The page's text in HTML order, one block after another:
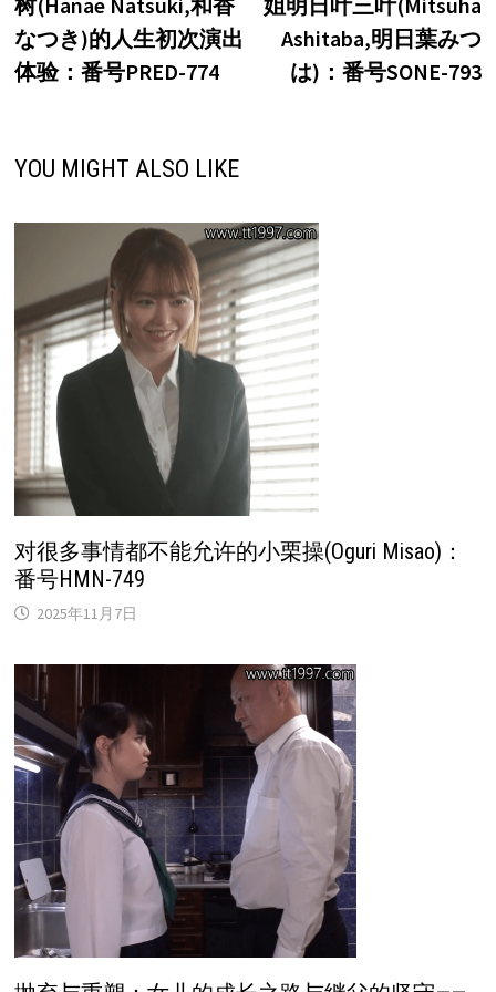
导
航
なつき)的人生初次演出
体验：番号PRED-774
Ashitaba,明日葉みつ
は)：番号SONE-793
YOU MIGHT ALSO LIKE
对很多事情都不能允许的小栗操(Oguri Misao)：
番号HMN-749
2025年11月7日